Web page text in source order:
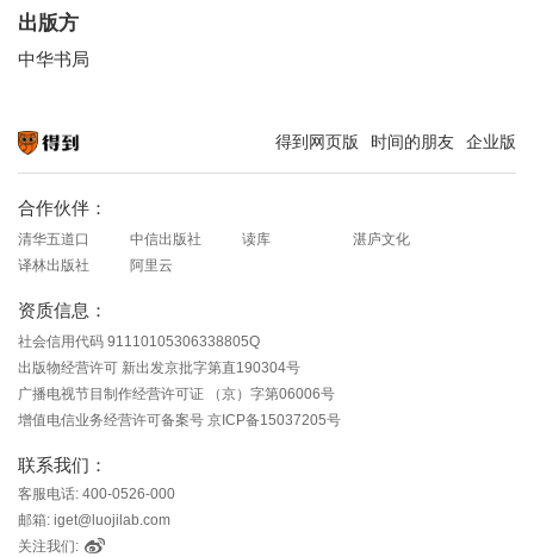
出版方
中华书局
得到网页版 时间的朋友 企业版
合作伙伴：
清华五道口 中信出版社 读库
湛庐文化
译林出版社
阿里云
资质信息：
社会信用代码 91110105306338805Q
出版物经营许可 新出发京批字第直190304号
广播电视节目制作经营许可证 （京）字第06006号
增值电信业务经营许可备案号 京ICP备15037205号
联系我们：
客服电话: 400-0526-000
邮箱: iget@luojilab.com
关注我们: